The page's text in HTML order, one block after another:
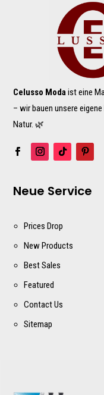
Celusso Modaist eine
– wir bauen unsere
Natur. 🌿
Neue Service
Prices Drop
New Products
Best Sales
Featured
Contact Us
Sitemap